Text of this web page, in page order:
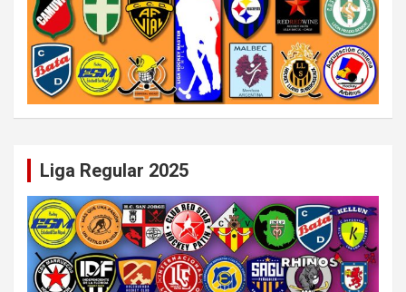
Liga Regular 2025